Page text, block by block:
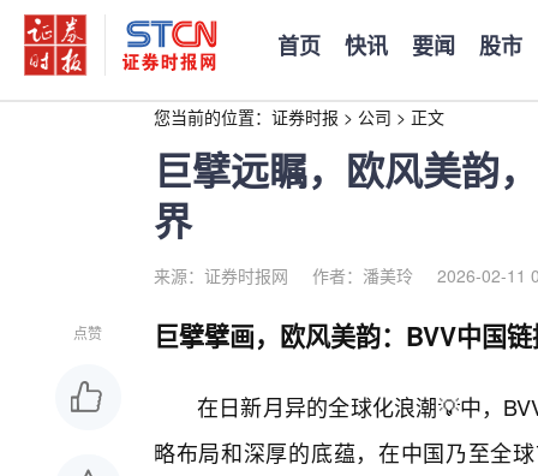
首页 快讯 要闻 股市
您当前的位置： 证券时报 > 公司 > 正文
巨擘远瞩，欧风美韵
界
来源：证券时报网 作者：潘美玲 2026-02-11
点赞 巨擘擘画，欧风美韵：BVV中国
在日新月异的全球化浪潮💡中，
略布局和深厚的底蕴，在中国乃至全